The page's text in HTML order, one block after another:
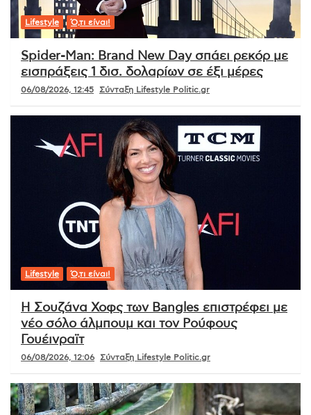
Lifestyle Ό,τι είναι!
Spider-Man: Brand New Day σπάει ρεκόρ με
εισπράξεις 1 δισ. δολαρίων σε έξι μέρες
06/08/2026, 12:45 Σύνταξη Lifestyle Politic.gr
Lifestyle Ό,τι είναι!
Η Σουζάνα Χοφς των Bangles επιστρέφει με
νέο σόλο άλμπουμ και τον Ρούφους
Γουέινραϊτ
06/08/2026, 12:06 Σύνταξη Lifestyle Politic.gr